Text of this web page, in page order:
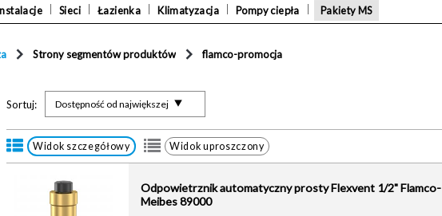
Sieci Łazienka Klimatyzacja Pompy ciepła Pakiety MS
Strony segmentów produktów flamco-promocja
Sortuj: Dostępność od największej
Widok szczegółowy Widok uproszczony
Odpowietrznik automatyczny prosty Flexvent 1/2" Flamco-
Meibes 89000